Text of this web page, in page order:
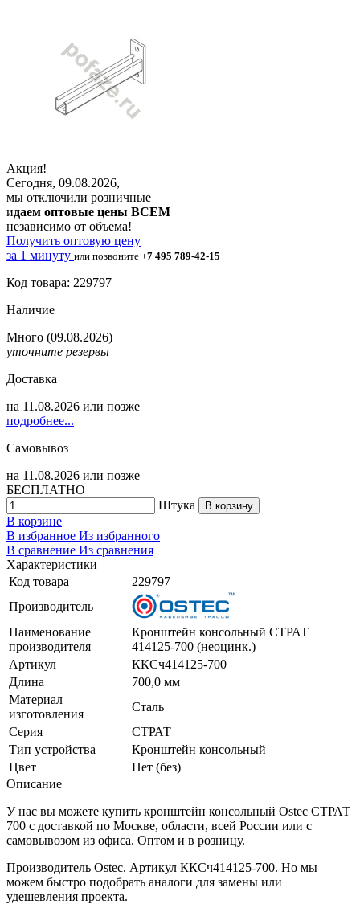
Акция!
Сегодня, 09.08.2026,
мы отключили розничные
идаем оптовые цены ВСЕМ
независимо от объема!
Получить оптовую цену
за 1 минуту или позвоните +7 495 789-42-15
Код товара: 229797
Наличие
Много (09.08.2026)
уточните резервы
Доставка
на 11.08.2026 или позже
подробнее...
Самовывоз
на 11.08.2026 или позже
БЕСПЛАТНО
Штука
В корзину
В корзине
В избранное Из избранного
В сравнение Из сравнения
Характеристики
Код товара
229797
Производитель
Наименование
производителя
Кронштейн консольный СТРАТ
414125-700 (неоцинк.)
Артикул
ККСч414125-700
Длина
700,0 мм
Материал
изготовления
Сталь
Серия
СТРАТ
Тип устройства
Кронштейн консольный
Цвет
Нет (без)
Описание
У нас вы можете купить кронштейн консольный Ostec СТРАТ
700 с доставкой по Москве, области, всей России или с
самовывозом из офиса. Оптом и в розницу.
Производитель Ostec. Артикул ККСч414125-700. Но мы
можем быстро подобрать аналоги для замены или
удешевления проекта.